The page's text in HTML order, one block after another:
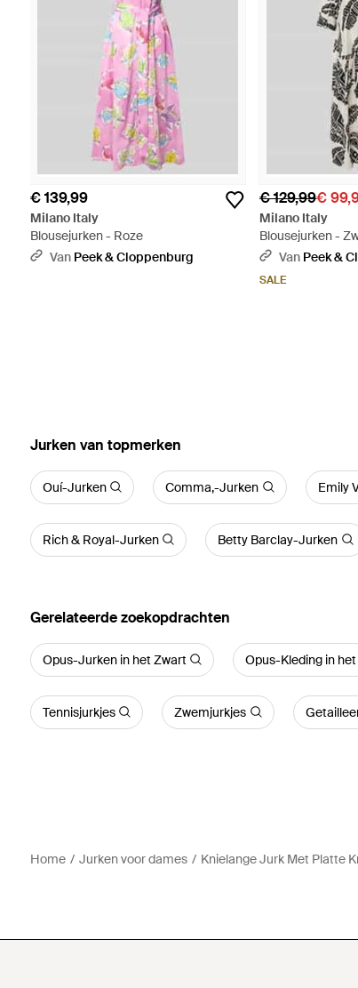
€ 139,99
Milano Italy
Blousejurken - Roze
Van Peek & Cloppenburg
€ 129,99€
Milano Italy
Blousejurken -
Van Peek &
SALE
‪Jurken‬ van topmerken
Ouí-Jurken Comma,-Jurken Emily
Rich & Royal-Jurken Betty Barclay-Jurken
Gerelateerde zoekopdrachten
Opus-Jurken in het Zwart Opus-Kleding in
Tennisjurkjes Zwemjurkjes
Home Jurken voor dames Knielange Jurk Met Platte